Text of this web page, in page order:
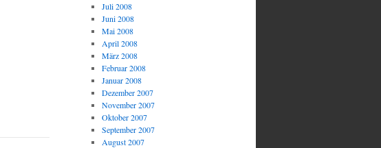
Juli 2008
Juni 2008
Mai 2008
April 2008
März 2008
Februar 2008
Januar 2008
Dezember 2007
November 2007
Oktober 2007
September 2007
August 2007